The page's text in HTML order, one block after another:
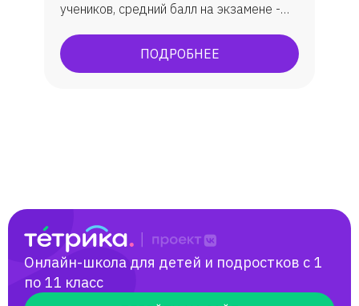
учеников, средний балл на экзамене -
учениками, средняя оценка - 4.
Подготовка к олимпиадам:
ПОДРОБНЕЕ
Онлайн-школа для детей и подростков с 1
по 11 класс